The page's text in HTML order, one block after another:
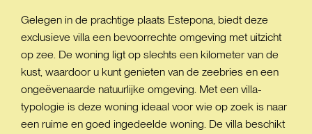
Gelegen in de prachtige plaats Estepona, biedt deze
exclusieve villa een bevoorrechte omgeving met uitzicht
op zee. De woning ligt op slechts een kilometer van de
kust, waardoor u kunt genieten van de zeebries en een
ongeëvenaarde natuurlijke omgeving. Met een villa-
typologie is deze woning ideaal voor wie op zoek is naar
een ruime en goed ingedeelde woning. De villa beschikt